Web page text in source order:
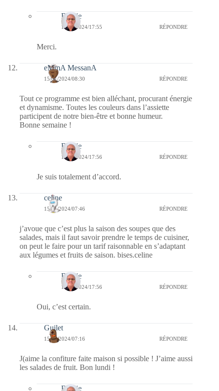
Bernie
15/01/2024/17:55 RÉPONDRE
Merci.
eMmA MessanA
15/01/2024/08:30 RÉPONDRE
Tout ce programme est bien alléchant, procurant énergie
et dynamisme. Toutes les couleurs dans l’assiette
participent de notre bien-être et bonne humeur.
Bonne semaine !
Bernie
15/01/2024/17:56 RÉPONDRE
Je suis totalement d’accord.
celine
15/01/2024/07:46 RÉPONDRE
j’avoue que c’est plus la saison des soupes que des
salades, mais il faut savoir prendre le temps de cuisiner,
on peut le faire pour un tarif raisonnable en s’adaptant
aux légumes et fruits de saison. bises.celine
Bernie
15/01/2024/17:56 RÉPONDRE
Oui, c’est certain.
Guilet
15/01/2024/07:16 RÉPONDRE
J(aime la confiture faite maison si possible ! J’aime aussi
les salades de fruit. Bon lundi !
Bernie